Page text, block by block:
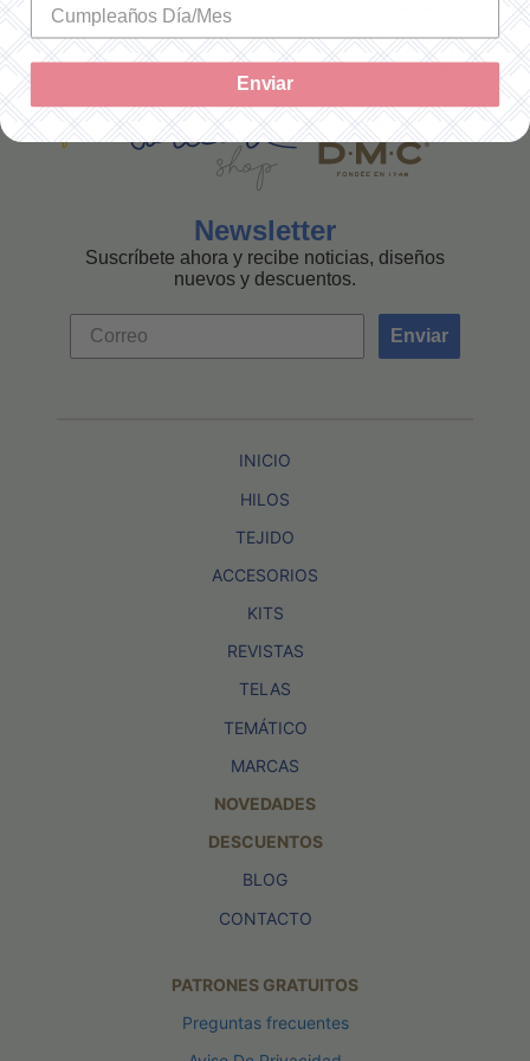
Newsletter
Suscríbete ahora y recibe noticias, diseños
nuevos y descuentos.
Enviar
INICIO
HILOS
TEJIDO
ACCESORIOS
KITS
REVISTAS
TELAS
TEMÁTICO
MARCAS
NOVEDADES
DESCUENTOS
BLOG
CONTACTO
PATRONES GRATUITOS
Preguntas frecuentes
Enviar